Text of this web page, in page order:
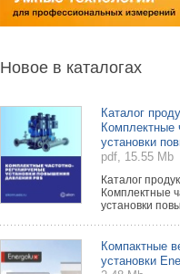
Новое в каталогах
Каталог
Комплектные
установки
pdf, 15.55 Mb
Каталог
Комплектные
установки
Компактные
установки